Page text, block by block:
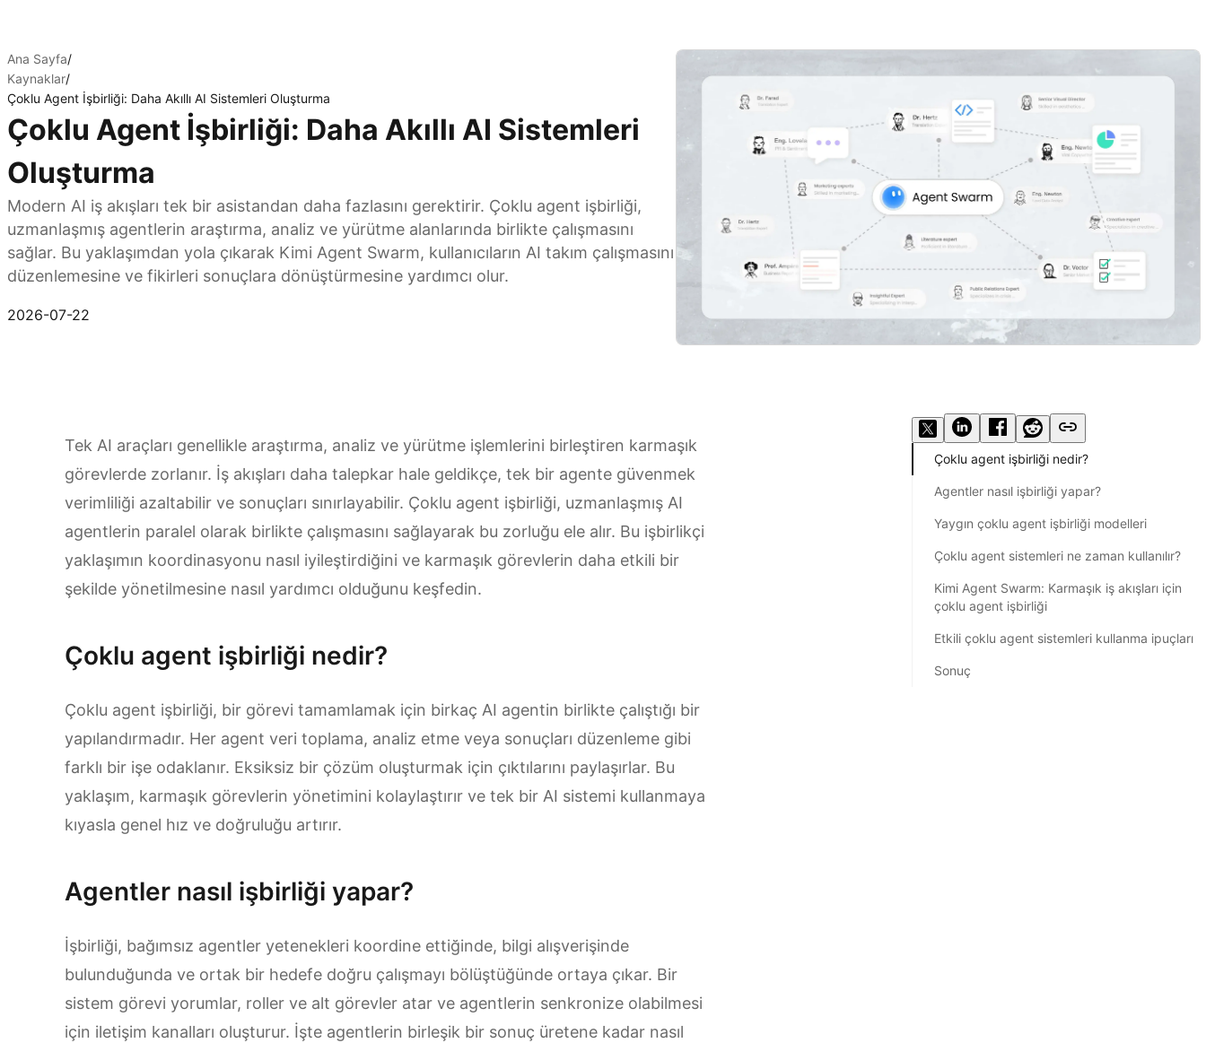
Ana Sayfa/
Kaynaklar/
Çoklu Agent İşbirliği: Daha Akıllı AI Sistemleri Oluşturma
Çoklu Agent İşbirliği: Daha Akıllı AI Sistemleri
Oluşturma
Modern AI iş akışları tek bir asistandan daha fazlasını gerektirir. Çoklu agent işbirliği,
uzmanlaşmış agentlerin araştırma, analiz ve yürütme alanlarında birlikte çalışmasını
sağlar. Bu yaklaşımdan yola çıkarak Kimi Agent Swarm, kullanıcıların AI takım çalışmasını
düzenlemesine ve fikirleri sonuçlara dönüştürmesine yardımcı olur.
2026-07-22
Tek AI araçları genellikle araştırma, analiz ve yürütme işlemlerini birleştiren karmaşık
görevlerde zorlanır. İş akışları daha talepkar hale geldikçe, tek bir agente güvenmek
verimliliği azaltabilir ve sonuçları sınırlayabilir. Çoklu agent işbirliği, uzmanlaşmış AI
agentlerin paralel olarak birlikte çalışmasını sağlayarak bu zorluğu ele alır. Bu işbirlikçi
yaklaşımın koordinasyonu nasıl iyileştirdiğini ve karmaşık görevlerin daha etkili bir
şekilde yönetilmesine nasıl yardımcı olduğunu keşfedin.
Çoklu agent işbirliği nedir?
Çoklu agent işbirliği, bir görevi tamamlamak için birkaç AI agentin birlikte çalıştığı bir
yapılandırmadır. Her agent veri toplama, analiz etme veya sonuçları düzenleme gibi
farklı bir işe odaklanır. Eksiksiz bir çözüm oluşturmak için çıktılarını paylaşırlar. Bu
yaklaşım, karmaşık görevlerin yönetimini kolaylaştırır ve tek bir AI sistemi kullanmaya
kıyasla genel hız ve doğruluğu artırır.
Agentler nasıl işbirliği yapar?
İşbirliği, bağımsız agentler yetenekleri koordine ettiğinde, bilgi alışverişinde
bulunduğunda ve ortak bir hedefe doğru çalışmayı bölüştüğünde ortaya çıkar. Bir
sistem görevi yorumlar, roller ve alt görevler atar ve agentlerin senkronize olabilmesi
için iletişim kanalları oluşturur. İşte agentlerin birleşik bir sonuç üretene kadar nasıl
Çoklu agent işbirliği nedir?
Agentler nasıl işbirliği yapar?
Yaygın çoklu agent işbirliği modelleri
Çoklu agent sistemleri ne zaman kullanılır?
Kimi Agent Swarm: Karmaşık iş akışları için
çoklu agent işbirliği
Etkili çoklu agent sistemleri kullanma ipuçları
Sonuç